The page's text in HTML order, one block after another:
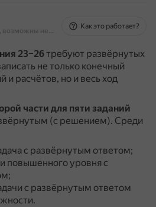
На основе источников, возможны неточности
Как это работает?
23–26требуют развёрнутых
не только конечный
и расчётов, но и весь ход
части для пяти заданий
(с решением). Среди
с развёрнутым ответом;
повышенного уровня с
с развёрнутым ответом